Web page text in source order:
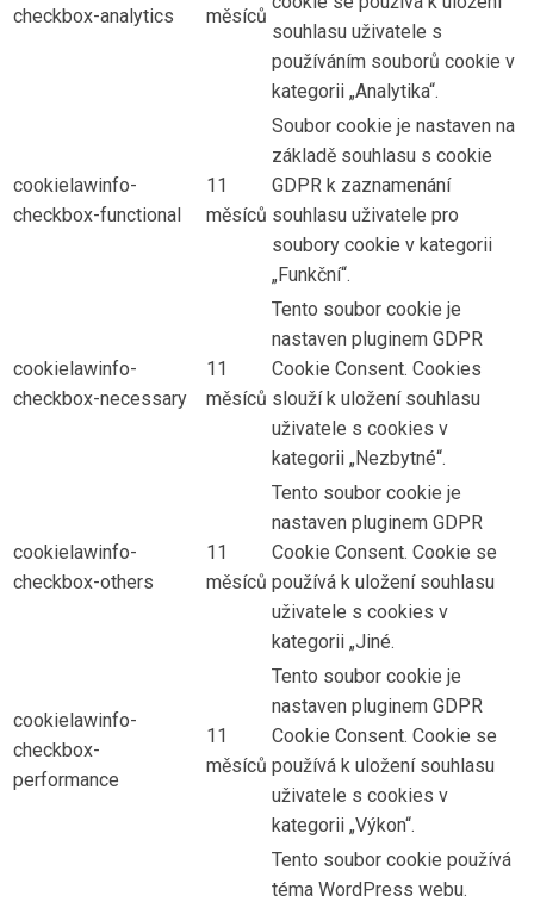
checkbox-analytics měsíců
souhlasu uživatele s
používáním souborů cookie v
kategorii „Analytika“.
cookielawinfo-
checkbox-functional
11
měsíců
Soubor cookie je nastaven na
základě souhlasu s cookie
GDPR k zaznamenání
souhlasu uživatele pro
soubory cookie v kategorii
„Funkční“.
cookielawinfo-
checkbox-necessary
11
měsíců
Tento soubor cookie je
nastaven pluginem GDPR
Cookie Consent. Cookies
slouží k uložení souhlasu
uživatele s cookies v
kategorii „Nezbytné“.
cookielawinfo-
checkbox-others
11
měsíců
Tento soubor cookie je
nastaven pluginem GDPR
Cookie Consent. Cookie se
používá k uložení souhlasu
uživatele s cookies v
kategorii „Jiné.
cookielawinfo-
checkbox-
performance
11
měsíců
Tento soubor cookie je
nastaven pluginem GDPR
Cookie Consent. Cookie se
používá k uložení souhlasu
uživatele s cookies v
kategorii „Výkon“.
Tento soubor cookie používá
téma WordPress webu.